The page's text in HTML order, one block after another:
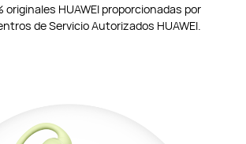
originales HUAWEI proporcionadas por
de Servicio Autorizados HUAWEI.